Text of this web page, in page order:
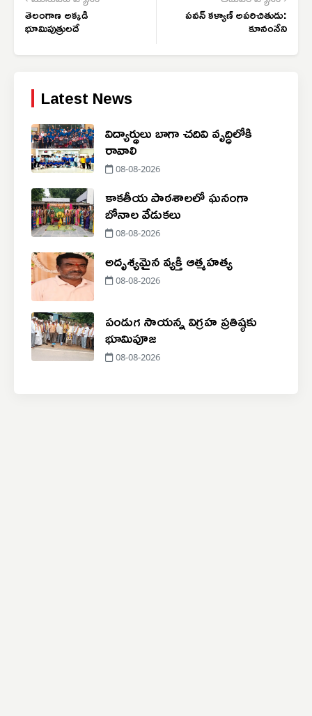
తెలంగాణ అక్కడి
భూమిపుత్రులదే
పవన్ కళ్యాణ్ అపరిచితుడు:
కూనంనేని
Latest News
విద్యార్థులు బాగా చదివి వృద్ధిలోకి
రావాలి
08-08-2026
కాకతీయ పాఠశాలలో ఘనంగా
బోనాల వేడుకలు
08-08-2026
అదృశ్య‌మైన వ్య‌క్తి ఆత్మ‌హ‌త్య‌
08-08-2026
పండుగ సాయన్న విగ్రహ ప్రతిష్ఠకు
భూమిపూజ
08-08-2026